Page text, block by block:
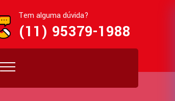
Tem alguma dúvida?
(11) 95379-1988